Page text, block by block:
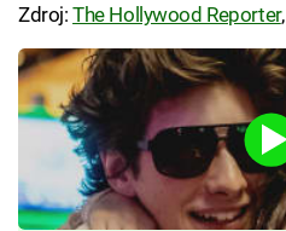
Zdroj:The Hollywood Reporter,